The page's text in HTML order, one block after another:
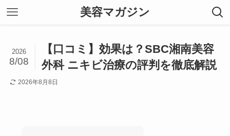
美容マガジン
【口コミ】効果は？SBC湘南美容
外科 ニキビ治療の評判を徹底解説
2026
8/08
2026年8月8日